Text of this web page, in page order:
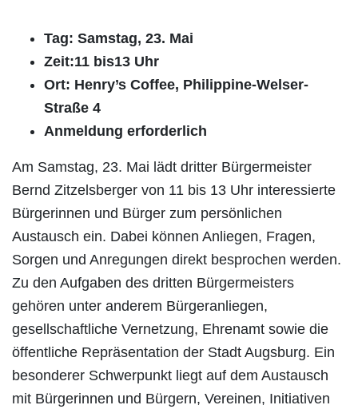
Tag: Samstag, 23. Mai
Zeit:11 bis13 Uhr
Ort: Henry’s Coffee, Philippine-Welser-
Straße 4
Anmeldung erforderlich
Am Samstag, 23. Mai lädt dritter Bürgermeister
Bernd Zitzelsberger von 11 bis 13 Uhr interessierte
Bürgerinnen und Bürger zum persönlichen
Austausch ein. Dabei können Anliegen, Fragen,
Sorgen und Anregungen direkt besprochen werden.
Zu den Aufgaben des dritten Bürgermeisters
gehören unter anderem Bürgeranliegen,
gesellschaftliche Vernetzung, Ehrenamt sowie die
öffentliche Repräsentation der Stadt Augsburg. Ein
besonderer Schwerpunkt liegt auf dem Austausch
mit Bürgerinnen und Bürgern, Vereinen, Initiativen